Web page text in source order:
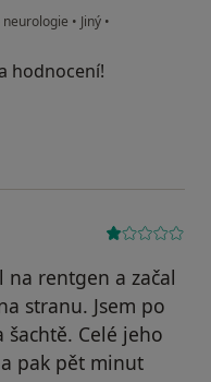
neurologie • Jiný •
hodnocení!
rentgen a začal
stranu. Jsem po
Celé jeho
pak pět minut